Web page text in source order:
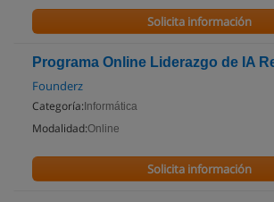
Solicita información
Programa Online Liderazgo de IA
Founderz
Categoría: Informática
Modalidad:Online
Solicita información